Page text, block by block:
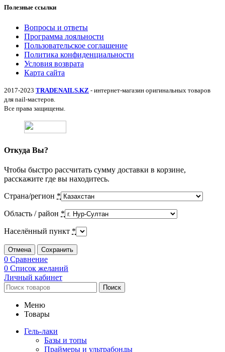
Полезные ссылки
Вопросы и ответы
Программа лояльности
Пользовательское соглашение
Политика конфиденциальности
Условия возврата
Карта сайта
2017-2023 TRADENAILS.KZ - интернет-магазин оригинальных товаров
для nail-мастеров.
Все права защищены.
Откуда Вы?
Чтобы быстро рассчитать сумму доставки в корзине,
расскажите где вы находитесь.
Страна/регион *
Область / район *
Населённый пункт *
Отмена Сохранить
0 Сравнение
0 Список желаний
Личный кабинет
Поиск
Меню
Товары
Гель-лаки
Базы и топы
Праймеры и ультрабонды